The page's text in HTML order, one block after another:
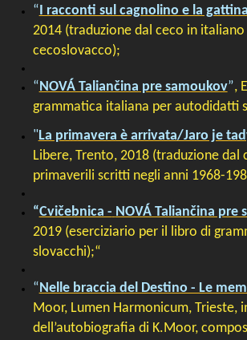
“I racconti sul cagnolino e la gattina
2014 (traduzione dal ceco in
cecoslovacco);
“NOVÁ Taliančina pre samoukov”,
grammatica italiana per autodidatti
"La primavera è arrivata/Jaro je
Libere, Trento, 2018 (traduzione
primaverili scritti negli anni 1968-
“Cvičebnica - NOVÁ Taliančina pre
2019 (eserciziario per il libro di
slovacchi);“
“Nelle braccia del Destino - Le
Moor, Lumen Harmonicum, Trieste,
dell’autobiografia di K.Moor,